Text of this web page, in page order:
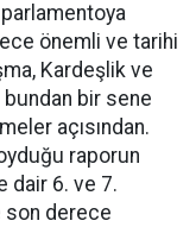
parlamentoya
önemli ve tarihi
Kardeşlik ve
bir sene
açısından.
raporun
dair 6. ve 7.
son derece